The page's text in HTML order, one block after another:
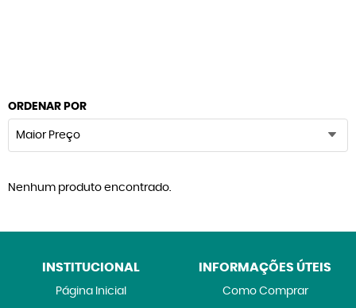
ORDENAR POR
Maior Preço
Nenhum produto encontrado.
INSTITUCIONAL
Página Inicial
INFORMAÇÕES ÚTEIS
Como Comprar